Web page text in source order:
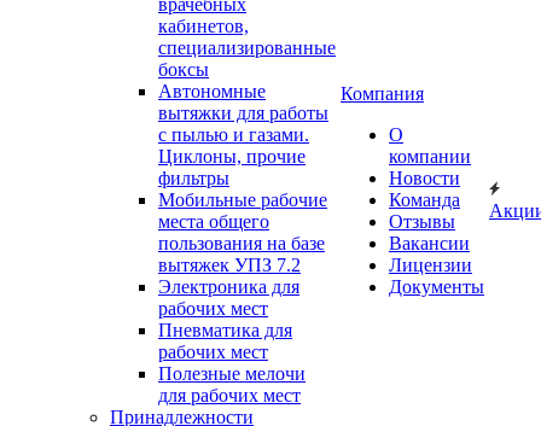
врачебных
кабинетов,
специализированные
боксы
Автономные
вытяжки для работы
с пылью и газами.
Циклоны, прочие
фильтры
Мобильные рабочие
места общего
пользования на базе
вытяжек УПЗ 7.2
Электроника для
рабочих мест
Пневматика для
рабочих мест
Полезные мелочи
для рабочих мест
Принадлежности
Компания
О
компании
Новости
Команда
Отзывы
Вакансии
Лицензии
Документы